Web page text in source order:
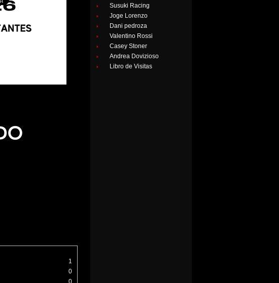
1
0
0
Susuki Racing
Joge Lorenzo
Dani pedroza
Valentino Rossi
Casey Stoner
Andrea Dovizioso
Libro de Visitas